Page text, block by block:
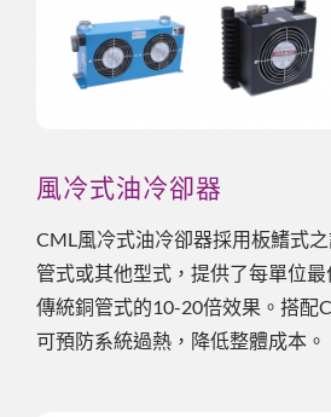
風冷式油冷卻器
CML風冷式油冷卻器採用板鰭式
管式或其他型式，提供了每單位
傳統銅管式的10-20倍效果。搭配
可預防系統過熱，降低整體成本。